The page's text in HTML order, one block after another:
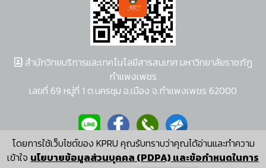
โดยการใช้เว็บไซต์ของ KPRU คุณรับทราบว่าคุณได้อ่านและทำความ
เข้าใจ นโยบายข้อมูลส่วนบุคคล (PDPA) และข้อกำหนดในการ
สำนักวิทยบริการและเทคโนโลยีสารสนเทศ มหาวิทยาลัยราชภัฏ
กำแพงเพชร
เลขที่ 69 หมู่ที่ 1 ต.นครชุม อ.เมือง จ.กำแพงเพชร 62000
ผู้พัฒนาระบบ อนุชา พวงผกา